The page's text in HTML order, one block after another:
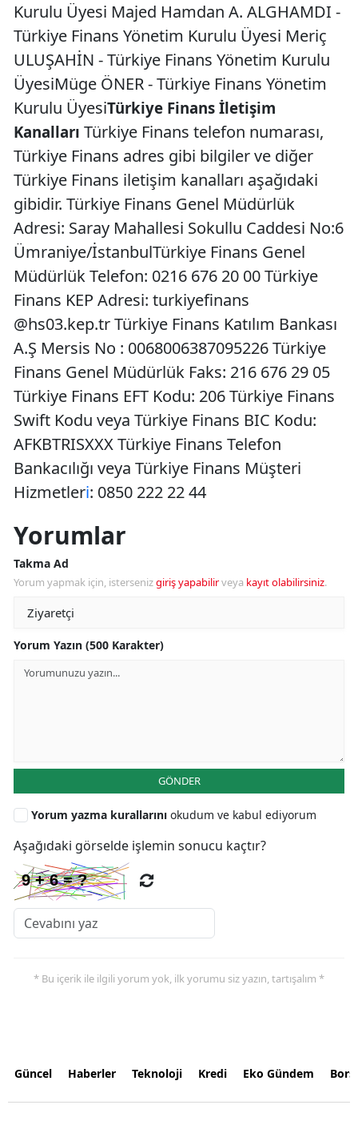
Kurulu Üyesi Majed Hamdan A. ALGHAMDI -
Türkiye Finans Yönetim Kurulu Üyesi Meriç
ULUŞAHİN - Türkiye Finans Yönetim Kurulu
Üyesi​ Müge​ ÖNER​ - Türkiye Finans Yönetim
Kurulu Üyesi​Türkiye Finans İletişim
Kanalları Türkiye Finans telefon numarası,
Türkiye Finans adres gibi bilgiler ve diğer
Türkiye Finans iletişim kanalları aşağıdaki
gibidir. Türkiye Finans Genel Müdürlük
Adresi: Saray Mahallesi Sokullu Caddesi No:6
Ümraniye/İstanbul ​​Türkiye Finans Genel
Müdürlük Telefon: 0216 676 20 ​00 Türkiye
Finans KEP Adresi: turkiyefinans​​
@hs03.kep.tr Türkiye Finans Katılım Bankası
A.Ş Mersis No​​ ​: 0068006387095226 Türkiye
Finans Genel Müdürlük Faks: 216 676 29 05
Türkiye Finans EFT Kodu: 206 Türkiye Finans
Swift Kodu veya Türkiye Finans BIC Kodu:
AFKBTRISXXX Türkiye Finans Telefon
Bankacılığı veya Türkiye Finans Müşteri
Hizmetleri: 0850 222 22 44
Yorumlar
Takma Ad
Yorum yapmak için, istersenizgiriş yapabilirveya kayıt olabilirsiniz.
Yorum Yazın (500 Karakter)
GÖNDER
Yorum yazma kurallarını okudum ve kabul ediyorum
Aşağıdaki görselde işlemin sonucu kaçtır?
* Bu içerik ile ilgili yorum yok, ilk yorumu siz yazın, tartışalım *
Güncel Haberler Teknoloji Kredi Eko Gündem